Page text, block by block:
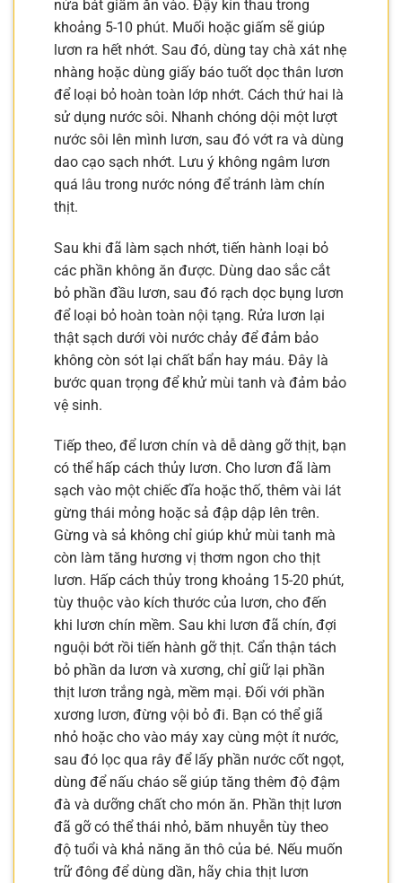
nửa bát giấm ăn vào. Đậy kín thau trong
khoảng 5-10 phút. Muối hoặc giấm sẽ giúp
lươn ra hết nhớt. Sau đó, dùng tay chà xát nhẹ
nhàng hoặc dùng giấy báo tuốt dọc thân lươn
để loại bỏ hoàn toàn lớp nhớt. Cách thứ hai là
sử dụng nước sôi. Nhanh chóng dội một lượt
nước sôi lên mình lươn, sau đó vớt ra và dùng
dao cạo sạch nhớt. Lưu ý không ngâm lươn
quá lâu trong nước nóng để tránh làm chín
thịt.
Sau khi đã làm sạch nhớt, tiến hành loại bỏ
các phần không ăn được. Dùng dao sắc cắt
bỏ phần đầu lươn, sau đó rạch dọc bụng lươn
để loại bỏ hoàn toàn nội tạng. Rửa lươn lại
thật sạch dưới vòi nước chảy để đảm bảo
không còn sót lại chất bẩn hay máu. Đây là
bước quan trọng để khử mùi tanh và đảm bảo
vệ sinh.
Tiếp theo, để lươn chín và dễ dàng gỡ thịt, bạn
có thể hấp cách thủy lươn. Cho lươn đã làm
sạch vào một chiếc đĩa hoặc thố, thêm vài lát
gừng thái mỏng hoặc sả đập dập lên trên.
Gừng và sả không chỉ giúp khử mùi tanh mà
còn làm tăng hương vị thơm ngon cho thịt
lươn. Hấp cách thủy trong khoảng 15-20 phút,
tùy thuộc vào kích thước của lươn, cho đến
khi lươn chín mềm. Sau khi lươn đã chín, đợi
nguội bớt rồi tiến hành gỡ thịt. Cẩn thận tách
bỏ phần da lươn và xương, chỉ giữ lại phần
thịt lươn trắng ngà, mềm mại. Đối với phần
xương lươn, đừng vội bỏ đi. Bạn có thể giã
nhỏ hoặc cho vào máy xay cùng một ít nước,
sau đó lọc qua rây để lấy phần nước cốt ngọt,
dùng để nấu cháo sẽ giúp tăng thêm độ đậm
đà và dưỡng chất cho món ăn. Phần thịt lươn
đã gỡ có thể thái nhỏ, băm nhuyễn tùy theo
độ tuổi và khả năng ăn thô của bé. Nếu muốn
trữ đông để dùng dần, hãy chia thịt lươn